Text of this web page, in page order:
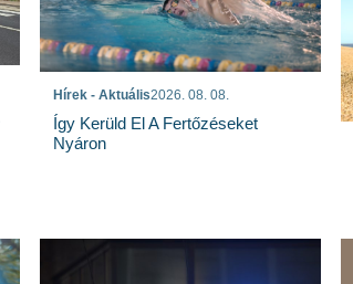
Hírek - Aktuális2026. 08. 08.
Így Kerüld El A Fertőzéseket
Nyáron